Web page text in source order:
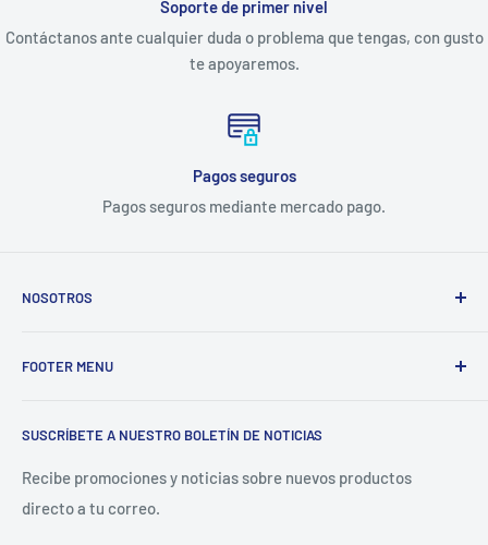
Soporte de primer nivel
Contáctanos ante cualquier duda o problema que tengas, con gusto
te apoyaremos.
Pagos seguros
Pagos seguros mediante mercado pago.
NOSOTROS
de ofrecer refacciones para aparatos electrodomésticos y
restaurantera e industrial.
FOOTER MENU
Catálogo
La Empresa
Contacto
SUSCRÍBETE A NUESTRO BOLETÍN DE NOTICIAS
Recibe promociones y noticias sobre nuevos productos
directo a tu correo.